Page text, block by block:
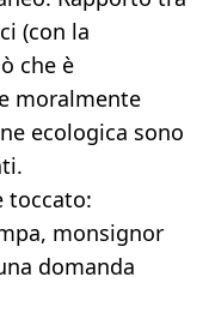
(con la
che è
moralmente
ecologica sono
toccato:
monsignor
domanda